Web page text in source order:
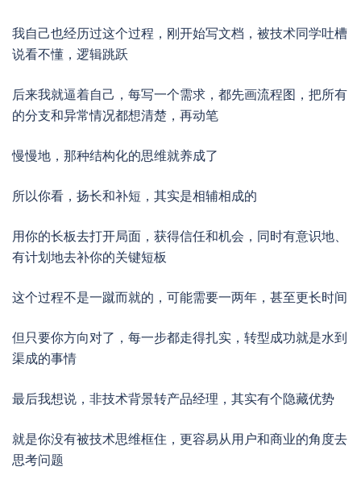
我自己也经历过这个过程，刚开始写文档，被技术同学吐槽
说看不懂，逻辑跳跃
后来我就逼着自己，每写一个需求，都先画流程图，把所有
的分支和异常情况都想清楚，再动笔
慢慢地，那种结构化的思维就养成了
所以你看，扬长和补短，其实是相辅相成的
用你的长板去打开局面，获得信任和机会，同时有意识地、
有计划地去补你的关键短板
这个过程不是一蹴而就的，可能需要一两年，甚至更长时间
但只要你方向对了，每一步都走得扎实，转型成功就是水到
渠成的事情
最后我想说，非技术背景转产品经理，其实有个隐藏优势
就是你没有被技术思维框住，更容易从用户和商业的角度去
思考问题